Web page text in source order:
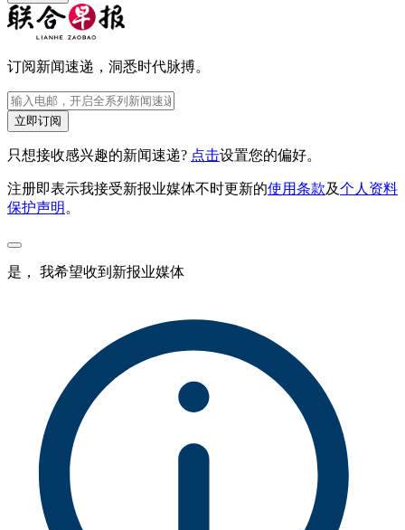
订阅新闻速递，洞悉时代脉搏。
立即订阅
只想接收感兴趣的新闻速递? 点击设置您的偏好。
注册即表示我接受新报业媒体不时更新的使用条款及个人资料
保护声明 。
是， 我希望收到新报业媒体